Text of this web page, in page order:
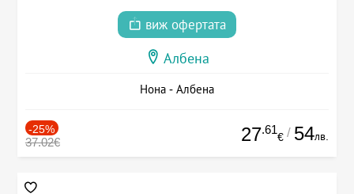
виж офертата
Албена
Нона - Албена
-25%
37.02€ 27.61
€ / 54лв.